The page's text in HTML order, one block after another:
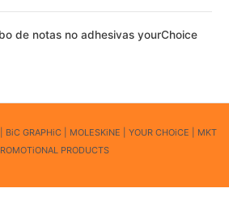
de notas no adhesivas yourChoice
GRAPHiC | MOLESKiNE | YOUR CHOiCE | MKT
PRODUCTS